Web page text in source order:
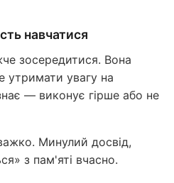
навчатися
зосередитися. Вона
утримати увагу на
— виконує гірше або не
Минулий досвід,
з пам'яті вчасно.